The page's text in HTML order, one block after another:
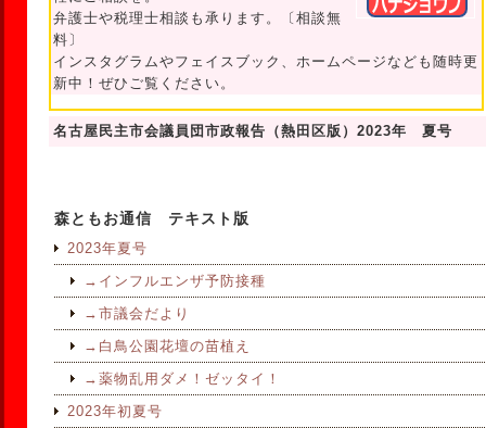
弁護士や税理士相談も承ります。〔相談無
料〕
インスタグラムやフェイスブック、ホームページなども随時更
新中！ぜひご覧ください。
名古屋民主市会議員団市政報告（熱田区版）2023年 夏号
森ともお通信 テキスト版
2023年夏号
→インフルエンザ予防接種
→市議会だより
→白鳥公園花壇の苗植え
→薬物乱用ダメ！ゼッタイ！
2023年初夏号